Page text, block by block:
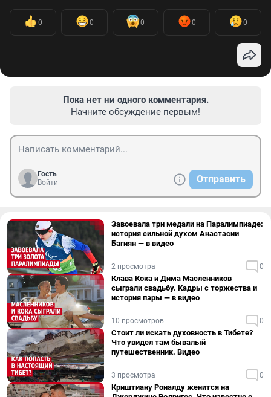
0 0 0 0 0
Пока нет ни одного комментария.
Начните обсуждение первым!
Гость
Войти
Отправить
Завоевала три медали на Паралимпиаде:
история сильной духом Анастасии
Багиян — в видео
2 просмотра 0
Клава Кока и Дима Масленников
сыграли свадьбу. Кадры с торжества и
история пары — в видео
10 просмотров 0
Стоит ли искать духовность в Тибете?
Что увидел там бывалый
путешественник. Видео
3 просмотра 0
Криштиану Роналду женится на